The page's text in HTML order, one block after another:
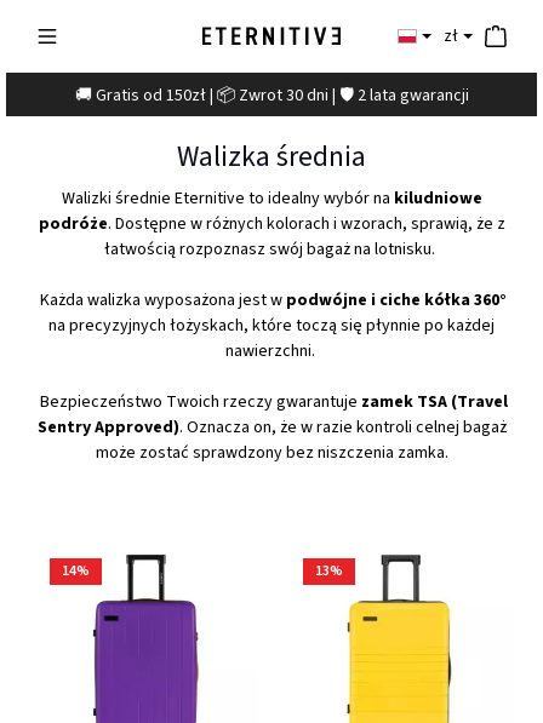
zł
🚚 Gratis od 150zł | 📦 Zwrot 30 dni | 🛡️ 2 lata gwarancji
Walizka średnia
Walizki średnie Eternitive to idealny wybór na kiludniowe
podróże. Dostępne w różnych kolorach i wzorach, sprawią, że z
łatwością rozpoznasz swój bagaż na lotnisku.
Każda walizka wyposażona jest w podwójne i ciche kółka 360°
na precyzyjnych łożyskach, które toczą się płynnie po każdej
nawierzchni.
Bezpieczeństwo Twoich rzeczy gwarantuje zamek TSA (Travel
Sentry Approved). Oznacza on, że w razie kontroli celnej bagaż
może zostać sprawdzony bez niszczenia zamka.
14% 13%